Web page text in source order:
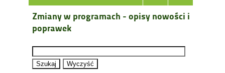
Zmiany w programach - opisy nowości i
poprawek